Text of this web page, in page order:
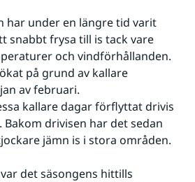
har under en längre tid varit
snabbt frysa till is tack vare
och vindförhållanden.
på grund av kallare
av februari.
kallare dagar förflyttat drivis
drivisen har det sedan
jämn is i stora områden.
det säsongens hittills